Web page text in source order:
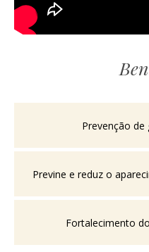
Prevenção de
Previne e reduz o
Fortalecimento